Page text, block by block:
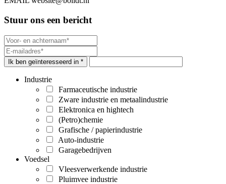
Stuur ons een bericht
Ik ben geïnteresseerd in *
Industrie
Farmaceutische industrie
Zware industrie en metaalindustrie
Elektronica en hightech
(Petro)chemie
Grafische / papierindustrie
Auto-industrie
Garagebedrijven
Voedsel
Vleesverwerkende industrie
Pluimvee industrie